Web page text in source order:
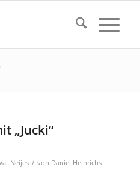
„Jucki“
Neijes / von Daniel Heinrichs